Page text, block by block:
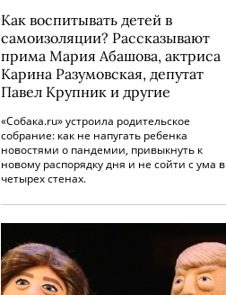
Как воспитывать детей в
самоизоляции? Рассказывают
прима Мария Абашова, актриса
Карина Разумовская, депутат
Павел Крупник и другие
«Собака.ru» устроила родительское
собрание: как не напугать ребенка
новостями о пандемии, привыкнуть к
новому распорядку дня и не сойти с ума в
четырех стенах.